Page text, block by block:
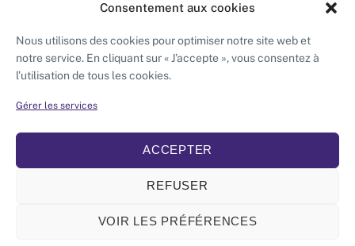
Consentement aux cookies
Nous utilisons des cookies pour optimiser notre site web et
notre service. En cliquant sur « J’accepte », vous consentez à
l’utilisation de tous les cookies.
Gérer les services
ACCEPTER
REFUSER
VOIR LES PRÉFÉRENCES
d'eau
Désembouage
combles
en panne
Plombier
chauffagiste
Grandchamp-
des-
Vay
Plombier La